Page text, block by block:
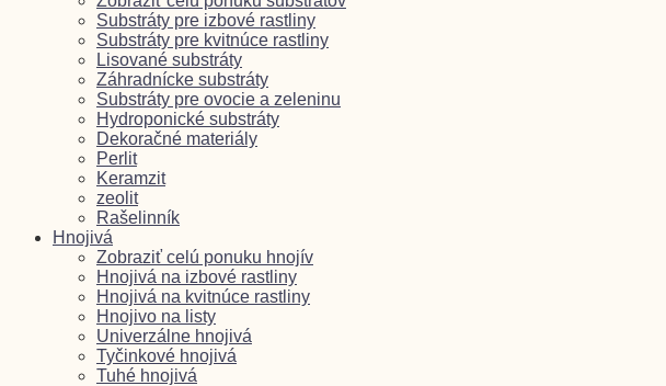
Substráty pre izbové rastliny
Substráty pre kvitnúce rastliny
Lisované substráty
Záhradnícke substráty
Substráty pre ovocie a zeleninu
Hydroponické substráty
Dekoračné materiály
Perlit
Keramzit
zeolit
Rašelinník
Hnojivá
Zobraziť celú ponuku hnojív
Hnojivá na izbové rastliny
Hnojivá na kvitnúce rastliny
Hnojivo na listy
Univerzálne hnojivá
Tyčinkové hnojivá
Tuhé hnojivá